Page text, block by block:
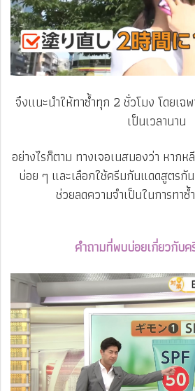
จึงแนะนำให้ทาซ้ำทุก 2 ชั่วโมง โดยเฉ
เป็นเวลานาน
อย่างไรก็ตาม ทางเจอเนสมองว่า หาก
บ่อย ๆ และเลือกใช้ครีมกันแดดสูตรกั
ช่วยลดความจำเป็นในการทาซ้
คำถามที่พบบ่อยเกี่ยวกับ